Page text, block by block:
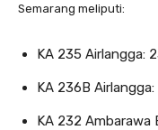
Semarang meliputi:
KA 235 Airlangga:
KA 236B
KA 232 Ambarawa